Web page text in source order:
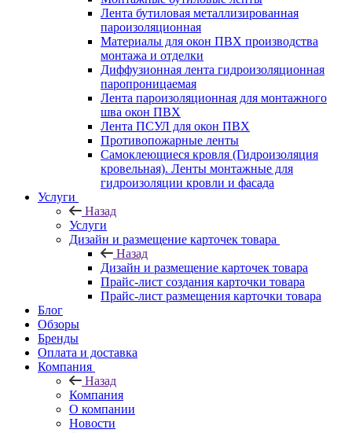
Лента бутиловая металлизированная
пароизоляционная
Материалы для окон ПВХ производства
монтажа и отделки
Диффузионная лента гидроизоляционная
паропроницаемая
Лента пароизоляционная для монтажного
шва окон ПВХ
Лента ПСУЛ для окон ПВХ
Противопожарные ленты
Самоклеющиеся кровля (Гидроизоляция
кровельная). Ленты монтажные для
гидроизоляции кровли и фасада
Услуги
Назад
Услуги
Дизайн и размещение карточек товара
Назад
Дизайн и размещение карточек товара
Прайс-лист создания карточки товара
Прайс-лист размещения карточки товара
Блог
Обзоры
Бренды
Оплата и доставка
Компания
Назад
Компания
О компании
Новости